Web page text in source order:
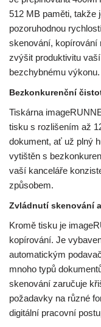
512 MB paměti, takže
pozoruhodnou
skenování, kopírování
zvýšit produktivitu
bezchybnému výkonu.
Bezkonkurenční
Tiskárna
tisku s rozlišením až
dokument, ať už plný
vytištěn s
vaší kanceláře
způsobem.
Zvládnutí skenování
Kromě tisku je
kopírování. Je
automatickým
mnoho typů
skenování zaručuje
požadavky na různé
digitální pracovní